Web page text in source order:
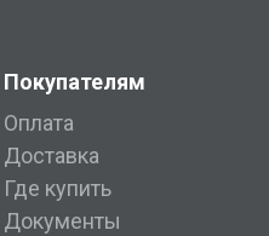
Покупателям
Оплата
Доставка
Где купить
Документы